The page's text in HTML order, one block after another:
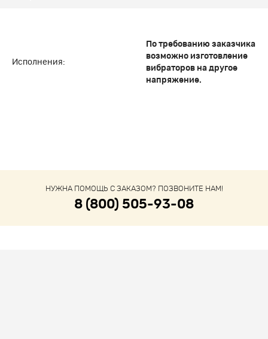
Исполнения:
По требованию заказчика
возможно изготовление
вибраторов на другое
напряжение.
НУЖНА ПОМОЩЬ С ЗАКАЗОМ? ПОЗВОНИТЕ НАМ!
8 (800) 505-93-08